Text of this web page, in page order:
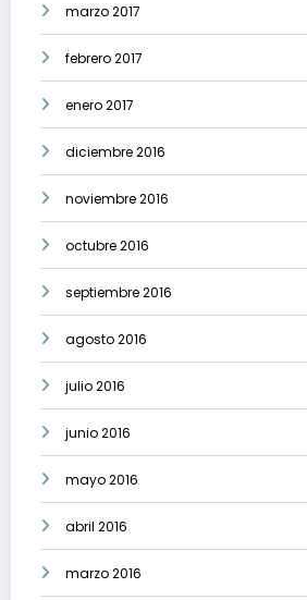
marzo 2017
febrero 2017
enero 2017
diciembre 2016
noviembre 2016
octubre 2016
septiembre 2016
agosto 2016
julio 2016
junio 2016
mayo 2016
abril 2016
marzo 2016